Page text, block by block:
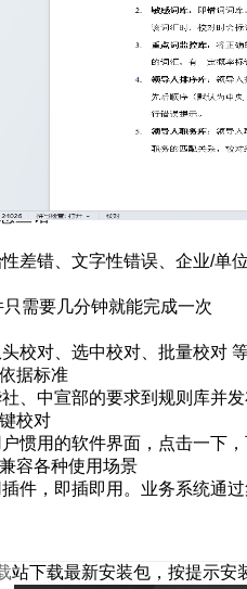
是一款业界领先的中文智能校
捷的前提下，快、准、稳完成
于金山办公当前业务新推出
除与#FormatAID_0#文字进
的校对结果和建议，为用户
;具有开放标准化接口的对接
开放
支持自定义新词、错词、敏
查错
错、文字性错误、企业/单
要几分钟就能完成一次
对、选中校对、批量校对
据标准
中宣部的要求到规则库并发
校对
用的软件界面，点击一下，
各种使用场景
，即插即用。业务系统通过
站下载最新安装包，按提示安